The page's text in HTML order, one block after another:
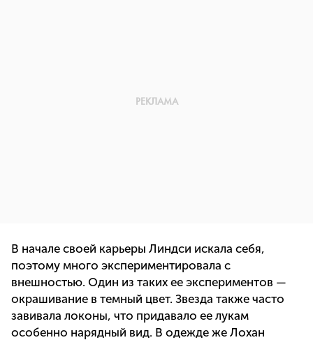
В начале своей карьеры Линдси искала себя,
поэтому много экспериментировала с
внешностью. Один из таких ее экспериментов —
окрашивание в темный цвет. Звезда также часто
завивала локоны, что придавало ее лукам
особенно нарядный вид. В одежде же Лохан